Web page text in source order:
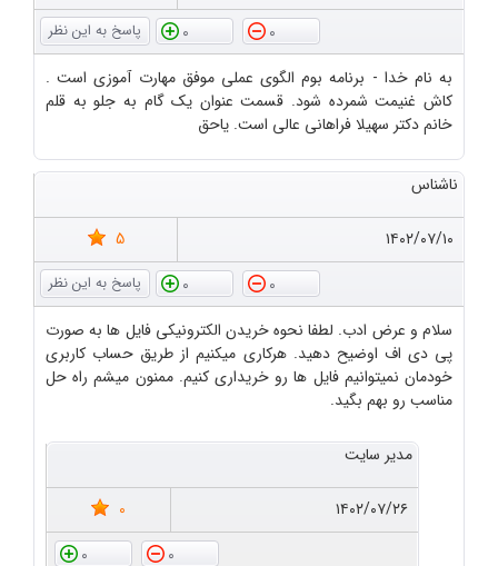
0
0
به نام خدا - برنامه بوم الگوی عملی موفق مهارت آموزی است .
کاش غنیمت شمرده شود. قسمت عنوان یک گام به جلو به قلم
خانم دکتر سهیلا فراهانی عالی است. یاحق
ناشناس
۱۴۰۲/۰۷/۱۰
5
0
0
سلام و عرض ادب. لطفا نحوه خریدن الکترونیکی فایل ها به صورت
پی دی اف اوضیح دهید. هرکاری میکنیم از طریق حساب کاربری
خودمان نمیتوانیم فایل ها رو خریداری کنیم. ممنون میشم راه حل
مناسب رو بهم بگید.
مدیر سایت
۱۴۰۲/۰۷/۲۶
0
0
0